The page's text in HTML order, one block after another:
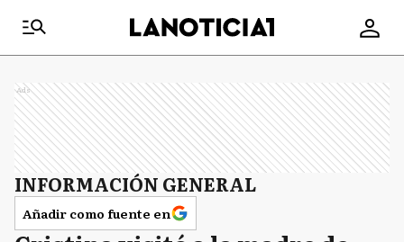
Ads
INFORMACIÓN GENERAL
Añadir como fuente en